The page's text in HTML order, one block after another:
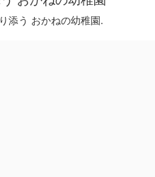
添う おかねの幼稚園.